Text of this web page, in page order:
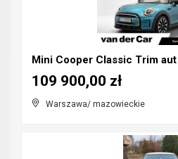
Warszawa/ mazowieckie
109 900,00 zł